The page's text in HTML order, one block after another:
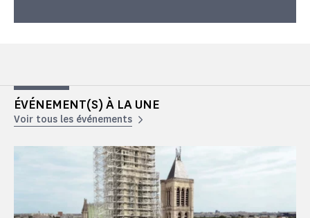
ÉVÉNEMENT(S) À LA UNE
Voir tous les événements